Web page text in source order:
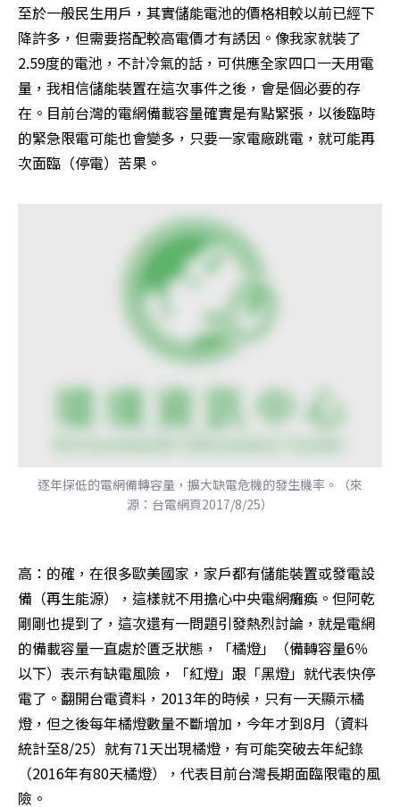
至於一般民生用戶，其實儲能電池的價格相較以前已經下
降許多，但需要搭配較高電價才有誘因。像我家就裝了
2.59度的電池，不計冷氣的話，可供應全家四口一天用電
量，我相信儲能裝置在這次事件之後，會是個必要的存
在。目前台灣的電網備載容量確實是有點緊張，以後臨時
的緊急限電可能也會變多，只要一家電廠跳電，就可能再
次面臨（停電）苦果。
逐年探低的電網備轉容量，擴大缺電危機的發生機率。（來
源：台電網頁2017/8/25）
高：的確，在很多歐美國家，家戶都有儲能裝置或發電設
備（再生能源），這樣就不用擔心中央電網癱瘓。但阿乾
剛剛也提到了，這次還有一問題引發熱烈討論，就是電網
的備載容量一直處於匱乏狀態，「橘燈」（備轉容量6％
以下）表示有缺電風險，「紅燈」跟「黑燈」就代表快停
電了。翻開台電資料，2013年的時候，只有一天顯示橘
燈，但之後每年橘燈數量不斷增加，今年才到8月（資料
統計至8/25）就有71天出現橘燈，有可能突破去年紀錄
（2016年有80天橘燈），代表目前台灣長期面臨限電的風
險。